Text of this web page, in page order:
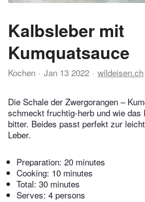
Kalbsleber mit
Kumquatsauce
Kochen Jan 13 2022 wildeisen.ch
Die Schale der Zwergorangen –
schmeckt fruchtig-herb und wie
bitter. Beides passt perfekt zur
Leber.
Preparation: 20 minutes
Cooking: 10 minutes
Total: 30 minutes
Serves: 4 persons